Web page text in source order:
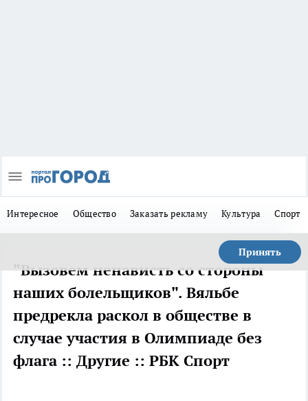
Интересное Общество Заказать рекламу Культура Спорт
Принять
"Вызовем ненависть со стороны
наших болельщиков". Вяльбе
предрекла раскол в обществе в
случае участия в Олимпиаде без
флага :: Другие :: РБК Спорт